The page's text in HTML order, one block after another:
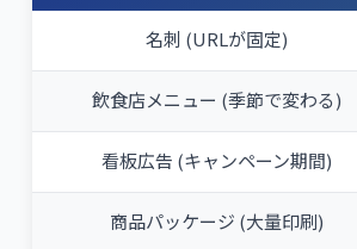
名刺 (URLが固定)
飲食店メニュー (季節で変わる)
看板広告 (キャンペーン期間)
商品パッケージ (大量印刷)